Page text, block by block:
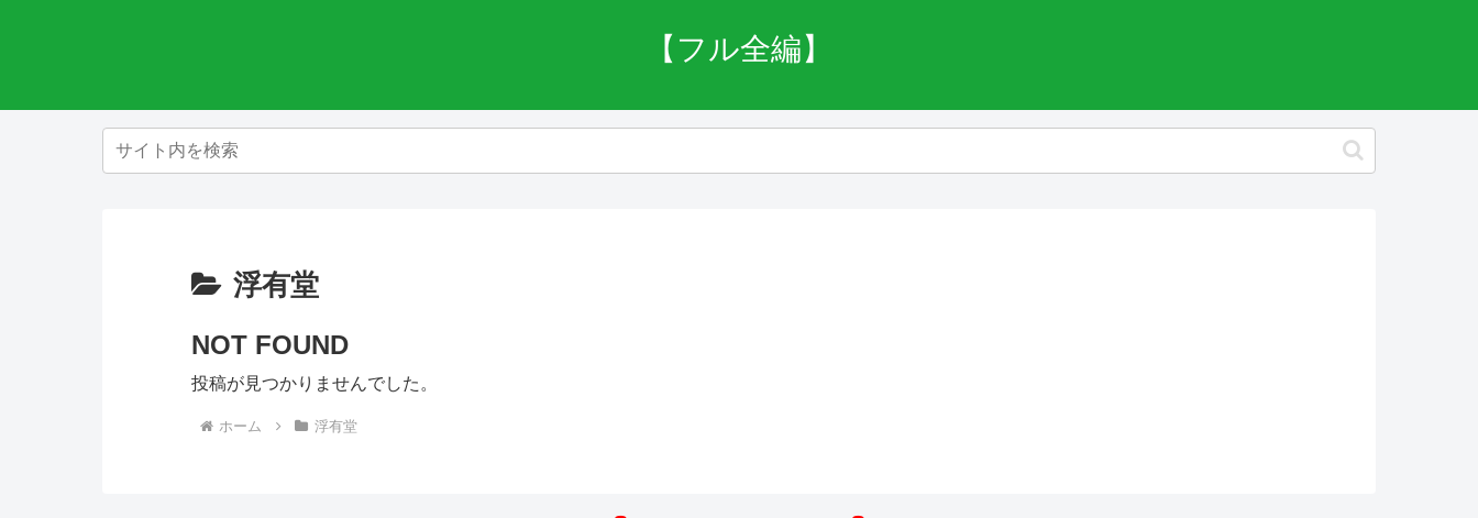
【フル全編】
浮有堂
NOT FOUND
投稿が見つかりませんでした。
ホーム 浮有堂